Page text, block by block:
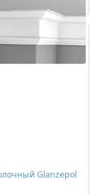
Glanzepol